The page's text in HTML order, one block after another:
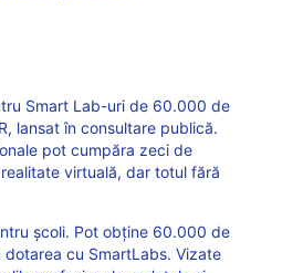
Smart Lab-uri de 60.000 de
lansat în consultare publică.
pot cumpăra zeci de
virtuală, dar totul fără
școli. Pot obține 60.000 de
dotarea cu SmartLabs. Vizate